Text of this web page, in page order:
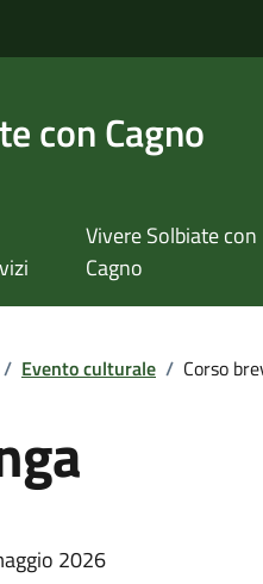
con Cagno
Vivere Solbiate con
Cagno
/ Evento culturale / Corso
2026